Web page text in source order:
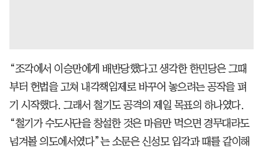
“조각에서 이승만에게 배반당했다고 생각한 한민당은 그때
부터 헌법을 고쳐 내각책임제로 바꾸어 놓으려는 공작을 펴
기 시작했다. 그래서 철기도 공격의 제일 목표의 하나였다.
“철기가 수도사단을 창설한 것은 마음만 먹으면 경무대라도
넘겨볼 의도에서였다”는 소문은 신성모 입각과 때를 같이해